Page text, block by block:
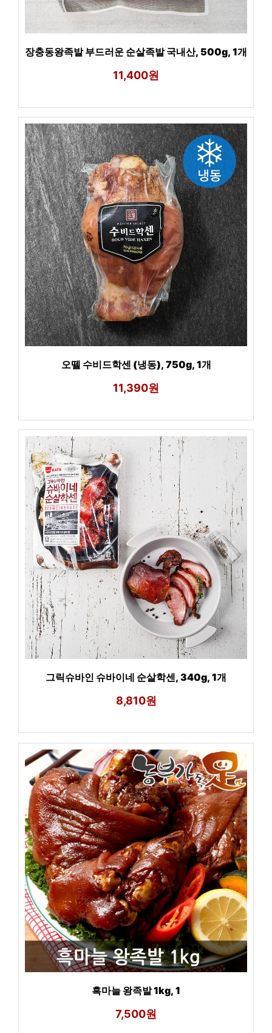
장충동왕족발 부드러운 순살족발 국내산, 500g, 1개
11,400원
오뗄 수비드학센 (냉동), 750g, 1개
11,390원
그릭슈바인 슈바이네 순살학센, 340g, 1개
8,810원
흑마늘 왕족발 1kg, 1
7,500원